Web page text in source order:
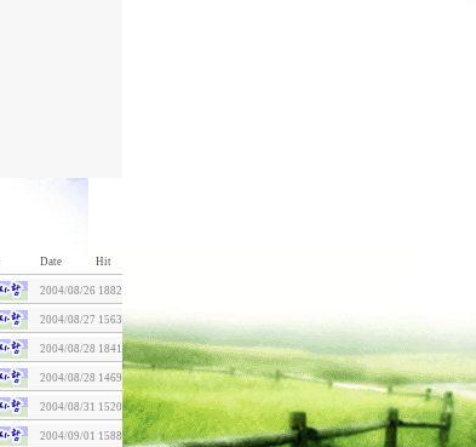
Date Hit
2004/08/26 1882
2004/08/27 1563
2004/08/28 1841
2004/08/28 1469
2004/08/31 1520
2004/09/01 1588